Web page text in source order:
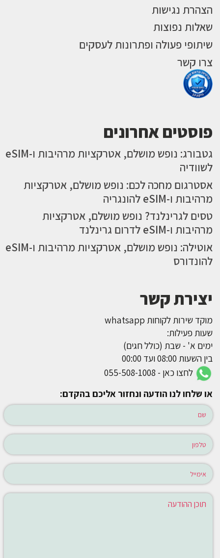
הצהרת נגישות
שאלות נפוצות
שיתופי פעולה ופתרונות לעסקים
צרו קשר
פוסטים אחרונים
גטבורג: נופש מושלם, אטרקציות מרהיבות ו-eSIM
לשוודיה
אסטרגום מחכה לכם: נופש מושלם, אטרקציות
מרהיבות ו-eSIM להונגריה
טסים לגרינלנד? נופש מושלם, אטרקציות
מרהיבות ו-eSIM לדרום גרינלנד
אוטילה: נופש מושלם, אטרקציות מרהיבות ו-eSIM
להונדורס
יצירת קשר
מוקד שירות לקוחות whatsapp
שעות פעילות:
ימים א' - שבת (כולל חגים)
בין השעות 08:00 ועד 00:00
לחצו כאן - 055-508-1008
או שלחו לנו הודעה ונחזור אליכם בהקדם: